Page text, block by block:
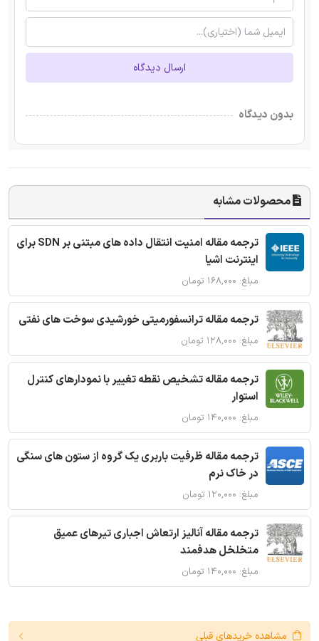
ارسال دیدگاه
بدون دیدگاه
محصولات مشابه
ترجمه مقاله امنیت انتقال داده های مبتنی بر SDN برای
اینترنت اشیا
مبلغ: ۱۶۸,۰۰۰ تومان
ترجمه مقاله ترانسفورمیتی خورشیدی سوخت های نفتی
مبلغ: ۱۲۸,۰۰۰ تومان
ترجمه مقاله تشخیص نقطه تغییر با نمودارهای کنترل
استوار
مبلغ: ۱۴۰,۰۰۰ تومان
ترجمه مقاله ظرفیت باربری یک گروه از ستون های سنگی
در خاک نرم
مبلغ: ۱۲۰,۰۰۰ تومان
ترجمه مقاله آنالیز ارتعاش اجباری تیرهای عمیق
متخلخل هدفمند
مبلغ: ۱۴۰,۰۰۰ تومان
مشاهده خریدهای قبلی